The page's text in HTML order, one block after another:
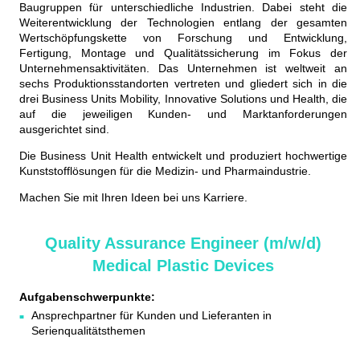
Baugruppen für unterschiedliche Industrien. Dabei steht die
Weiterentwicklung der Technologien entlang der gesamten
Wertschöpfungskette von Forschung und Entwicklung,
Fertigung, Montage und Qualitätssicherung im Fokus der
Unternehmensaktivitäten. Das Unternehmen ist weltweit an
sechs Produktionsstandorten vertreten und gliedert sich in die
drei Business Units Mobility, Innovative Solutions und Health, die
auf die jeweiligen Kunden- und Marktanforderungen
ausgerichtet sind.
Die Business Unit Health entwickelt und produziert hochwertige
Kunststofflösungen für die Medizin- und Pharmaindustrie.
Machen Sie mit Ihren Ideen bei uns Karriere.
Quality Assurance Engineer (m/w/d)
Medical Plastic Devices
Aufgabenschwerpunkte:
Ansprechpartner für Kunden und Lieferanten in
Serienqualitätsthemen